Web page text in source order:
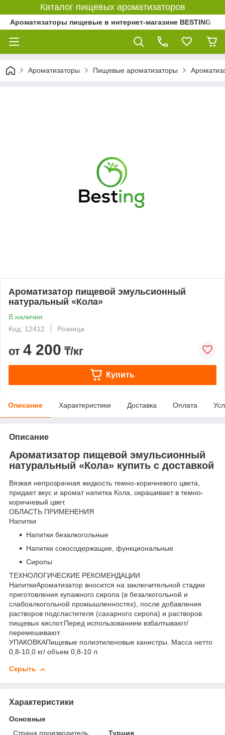
Каталог пищевых ароматизаторов
Ароматизаторы пищевые в интернет-магазине BESTING
Ароматизаторы Пищевые ароматизаторы
Ароматизатор пищевой эмульсионный
натуральный «Кола»
В наличии
Код: 12412
Розница
от 4 200 ₸/кг
Купить
Описание Характеристики Доставка Оплата
Описание
Ароматизатор пищевой эмульсионный
натуральный «Кола» купить с доставкой
Вязкая непрозрачная жидкость темно-коричневого цвета,
придает вкус и аромат напитка Кола, окрашивает в темно-
коричневый цвет.
ОБЛАСТЬ ПРИМЕНЕНИЯ
Напитки
Напитки безалкогольные
Напитки сокосодержащие, функциональные
Сиропы
ТЕХНОЛОГИЧЕСКИЕ РЕКОМЕНДАЦИИ
НапиткиАроматизатор вносится на заключительной стадии
приготовления купажного сиропа (в безалкогольной и
слабоалкогольной промышленностях), после добавления
растворов подсластителя (сахарного сиропа) и растворов
пищевых кислот.Перед использованием взбалтывают/
перемешивают.
УПАКОВКАПищевые полиэтиленовые канистры. Масса нетто
0,8-10,0 кг/ объем 0,8-10 л
Скрыть
Характеристики
Основные
Страна производитель
Турция